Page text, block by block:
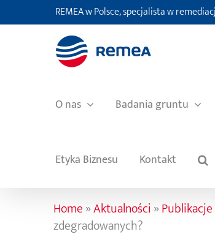
do
REMEA w Polsce, specjalista w
O nas Badania gruntu
Etyka Biznesu Kontakt
Home»Aktualności»Publikacje
zdegradowanych?